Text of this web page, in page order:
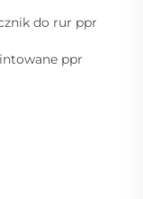
do rur ppr
ppr